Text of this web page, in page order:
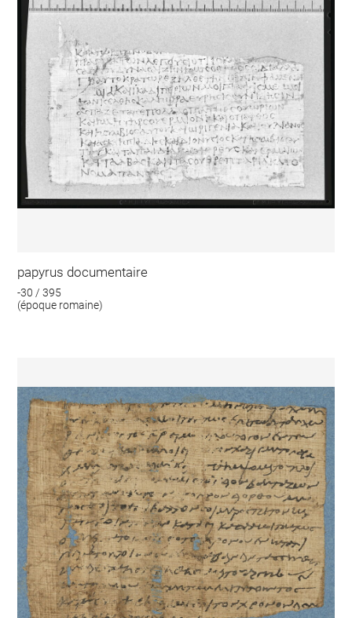
papyrus documentaire
-30 / 395
(époque romaine)